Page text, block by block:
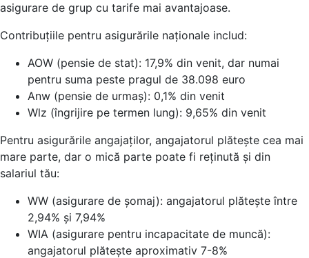
asigurare de grup cu tarife mai avantajoase.
Contribuțiile pentru asigurările naționale includ:
AOW (pensie de stat): 17,9% din venit, dar numai
pentru suma peste pragul de 38.098 euro
Anw (pensie de urmaș): 0,1% din venit
Wlz (îngrijire pe termen lung): 9,65% din venit
Pentru asigurările angajaților, angajatorul plătește cea mai
mare parte, dar o mică parte poate fi reținută și din
salariul tău:
WW (asigurare de șomaj): angajatorul plătește între
2,94% și 7,94%
WIA (asigurare pentru incapacitate de muncă):
angajatorul plătește aproximativ 7-8%